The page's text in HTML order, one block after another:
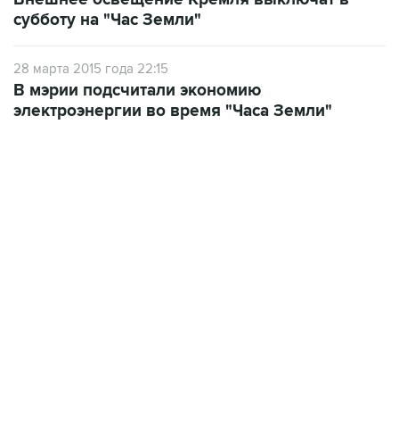
субботу на "Час Земли"
28 марта 2015 года 22:15
В мэрии подсчитали экономию
электроэнергии во время "Часа Земли"